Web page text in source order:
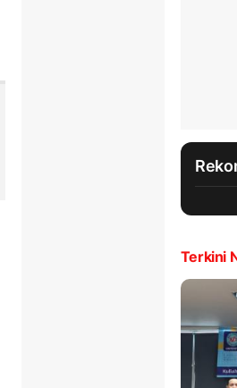
Terkini